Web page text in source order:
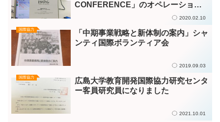
CONFERENCE」のオペレーション
2020.02.10
国際協力
「中期事業戦略と新体制の案内」シャ
ンティ国際ボランティア会
2019.09.03
国際協力
広島大学教育開発国際協力研究センタ
ー客員研究員になりました
2021.10.01